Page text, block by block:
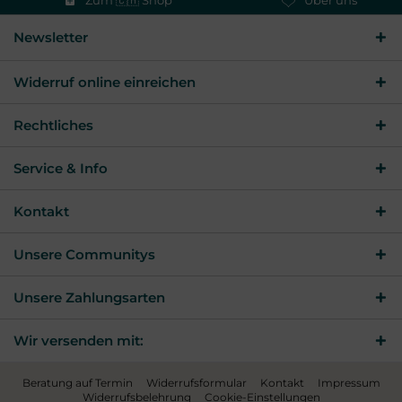
Newsletter
Widerruf online einreichen
Rechtliches
Service & Info
Kontakt
Unsere Communitys
Unsere Zahlungsarten
Wir versenden mit:
Beratung auf Termin Widerrufsformular Kontakt
Impressum
Widerrufsbelehrung
Cookie-Einstellungen